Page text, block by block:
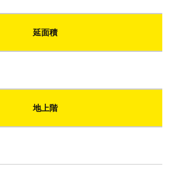
延面積
地上階